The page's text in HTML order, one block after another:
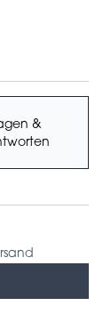
&